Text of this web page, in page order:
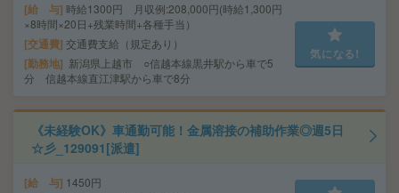
給 与 時給1300円 月収例:208,000円(時給1,300円
×8時間×20日+残業時間+各種手当）
交通費 交通費支給（規定あり）
勤務地
新潟県上越市 ○信越本線黒井駅から車で5
分 信越本線直江津駅から車で8分
気になる!
《未経験OK》車通勤可能！金属溶接の補助作業◎週5日
☆彡_129091[派遣]
給 与 1450円